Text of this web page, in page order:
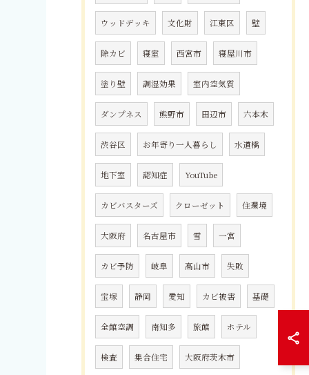
ウッドデッキ 文化財 江東区 壁
除カビ 寝室 西宮市 寝屋川市
塗り壁 調湿効果 室内空気質
ダンプネス 熊野市 田辺市 六本木
渋谷区 お年寄り一人暮らし 水道橋
地下室 認知症 YouTube
カビバスターズ クローゼット 住環境
大阪府 名古屋市 雪 一宮
カビ予防 岐阜 高山市 失敗
宝塚 静岡 愛知 カビ被害 基礎
全館空調 南知多 旅館 ホテル
検査 集合住宅 大阪府茨木市